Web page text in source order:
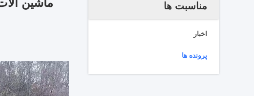
مناسبت ها
اخبار
پرونده ها